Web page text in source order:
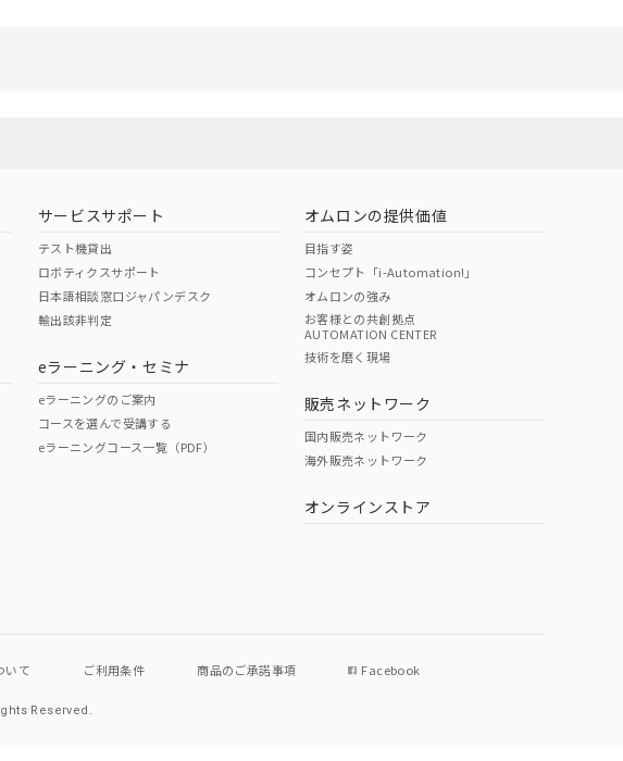
サービスサポート
テスト機貸出
ロボティクスサポート
日本語相談窓口ジャパンデスク
輸出該非判定
eラーニング・セミナ
eラーニングのご案内
コースを選んで受講する
eラーニングコース一覧（PDF）
オムロンの提供価値
目指す姿
コンセプト「i-Automation!」
オムロンの強み
お客様との共創拠点
AUTOMATION CENTER
技術を磨く現場
販売ネットワーク
国内販売ネットワーク
海外販売ネットワーク
オンラインストア
いて ご利用条件 商品のご承諾事項 Facebook
Reserved.